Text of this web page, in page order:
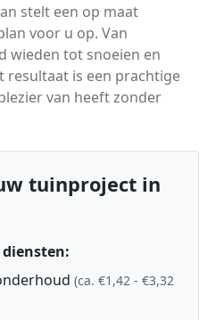
stelt een op maat
voor u op. Van
wieden tot snoeien en
is een prachtige
van heeft zonder
tuinproject in
(ca. €1,42 - €3,32